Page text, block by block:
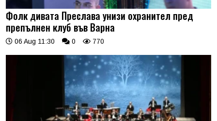
Фолк дивата Преслава унизи охранител пред
препълнен клуб във Варна
06 Aug 11:30 0 770